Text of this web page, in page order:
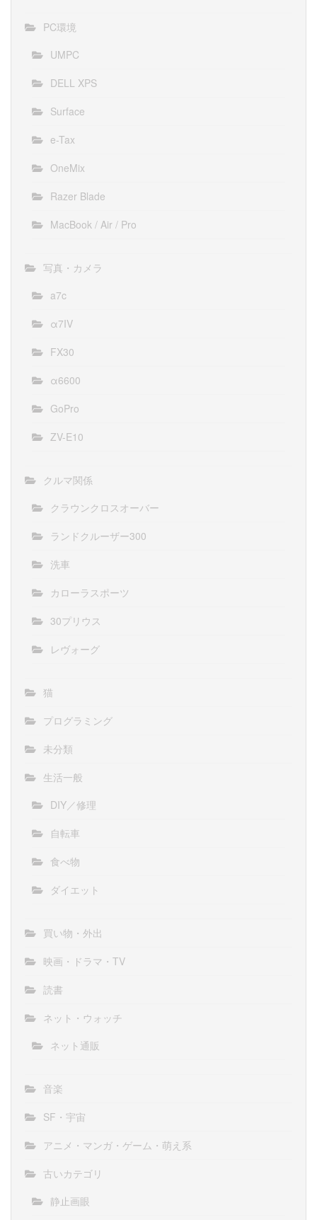
PC環境
UMPC
DELL XPS
Surface
e-Tax
OneMix
Razer Blade
MacBook / Air / Pro
写真・カメラ
a7c
α7IV
FX30
α6600
GoPro
ZV-E10
クルマ関係
クラウンクロスオーバー
ランドクルーザー300
洗車
カローラスポーツ
30プリウス
レヴォーグ
猫
プログラミング
未分類
生活一般
DIY／修理
自転車
食べ物
ダイエット
買い物・外出
映画・ドラマ・TV
読書
ネット・ウォッチ
ネット通販
音楽
SF・宇宙
アニメ・マンガ・ゲーム・萌え系
古いカテゴリ
静止画眼